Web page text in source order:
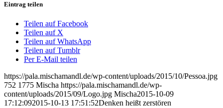
Eintrag teilen
Teilen auf Facebook
Teilen auf X
Teilen auf WhatsApp
Teilen auf Tumblr
Per E-Mail teilen
https://pala.mischamandl.de/wp-content/uploads/2015/10/Pessoa.jpg
752 1775 Mischa https://pala.mischamandl.de/wp-
content/uploads/2015/09/Logo.jpg Mischa2015-10-09
17:12:092015-10-13 17:51:52Den­ken heißt zerstören